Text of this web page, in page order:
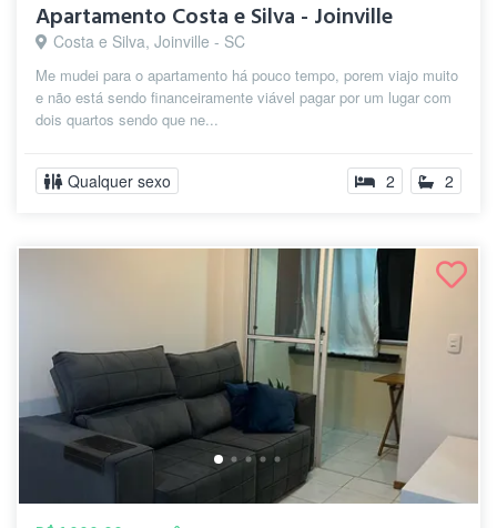
Apartamento Costa e Silva - Joinville
Costa e Silva, Joinville - SC
Me mudei para o apartamento há pouco tempo, porem viajo muito
e não está sendo financeiramente viável pagar por um lugar com
dois quartos sendo que ne...
Qualquer sexo 2 2